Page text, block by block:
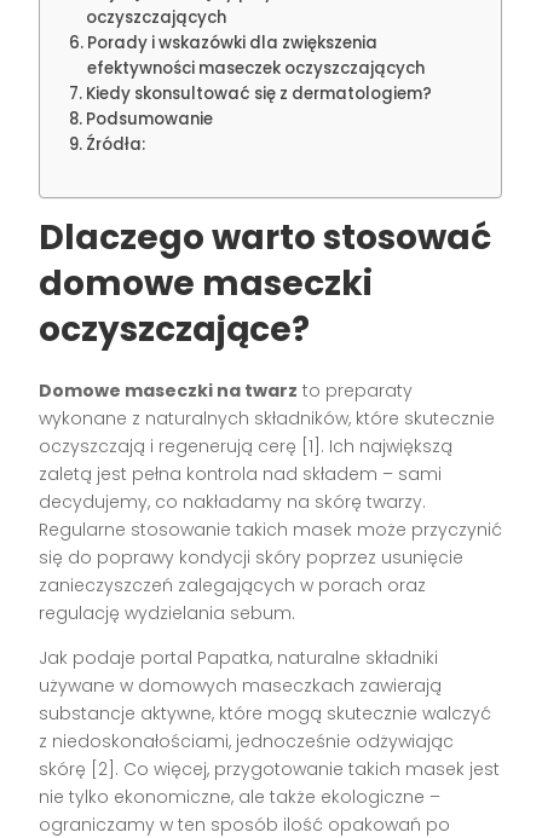
oczyszczających
Porady i wskazówki dla zwiększenia
efektywności maseczek oczyszczających
Kiedy skonsultować się z dermatologiem?
Podsumowanie
Źródła:
Dlaczego warto stosować
domowe maseczki
oczyszczające?
Domowe maseczki na twarz to preparaty
wykonane z naturalnych składników, które skutecznie
oczyszczają i regenerują cerę [1]. Ich największą
zaletą jest pełna kontrola nad składem – sami
decydujemy, co nakładamy na skórę twarzy.
Regularne stosowanie takich masek może przyczynić
się do poprawy kondycji skóry poprzez usunięcie
zanieczyszczeń zalegających w porach oraz
regulację wydzielania sebum.
Jak podaje portal Papatka, naturalne składniki
używane w domowych maseczkach zawierają
substancje aktywne, które mogą skutecznie walczyć
z niedoskonałościami, jednocześnie odżywiając
skórę [2]. Co więcej, przygotowanie takich masek jest
nie tylko ekonomiczne, ale także ekologiczne –
ograniczamy w ten sposób ilość opakowań po